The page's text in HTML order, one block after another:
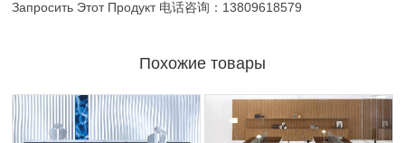
Запросить Этот Продукт 电话咨询：13809618579
Похожие товары